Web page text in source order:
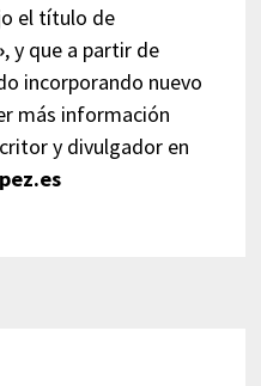
el título de
, y que a partir de
incorporando nuevo
más información
y divulgador en